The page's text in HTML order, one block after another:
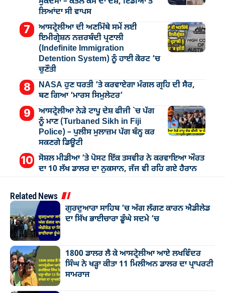
ਲਿਆਂਦਾ ਸੀ ਵਾਪਸ
ਆਸਟ੍ਰੇਲੀਆ ਦੀ ਅਣਮਿੱਥੇ ਸਮੇਂ ਲਈ
ਇਮੀਗ੍ਰੇਸ਼ਨ ਨਜ਼ਰਬੰਦੀ ਪ੍ਰਣਾਲੀ
(Indefinite Immigration
Detention System) ਨੂੰ ਹਾਈ ਕੋਰਟ ’ਚ
ਚੁਣੌਤੀ
NASA ਹੁਣ ਧਰਤੀ ’ਤੇ ਕਰਵਾਏਗਾ ਮੰਗਲ ਗ੍ਰਹਿ ਦੀ ਸੈਰ,
ਬਣ ਗਿਆ ‘ਮਾਰਸ ਸਿਮੁਲੇਟਰ’
ਆਸਟ੍ਰੇਲੀਆ ਨੇੜੇ ਟਾਪੂ ਦੇਸ਼ ਫੀਜੀ `ਚ ਪੱਗ
ਨੂੰ ਮਾਣ (Turbaned Sikh in Fiji
Police) – ਪੁਲੀਸ ਮੁਲਾਜ਼ਮ ਪੱਗ ਬੰਨ੍ਹ ਕਰ
ਸਕਣਗੇ ਡਿਊਟੀ
ਸੋਸ਼ਲ ਮੀਡੀਆ ’ਤੇ ਪੋਸਟ ਇੱਕ ਤਸਵੀਰ ਨੇ ਕਰਵਾਇਆ ਔਰਤ
ਦਾ 10 ਲੱਖ ਡਾਲਰ ਦਾ ਨੁਕਸਾਨ, ਜੱਜ ਵੀ ਰਹਿ ਗਏ ਹੈਰਾਨ
Related News
ਗੁਰਦੁਆਰਾ ਸਾਹਿਬ ’ਚ ਅੱਗ ਲੱਗਣ ਕਾਰਨ ਐਡੀਲੇਡ
ਦਾ ਸਿੱਖ ਭਾਈਚਾਰਾ ਡੂੰਘੇ ਸਦਮੇ ’ਚ
1800 ਡਾਲਰ ਲੈ ਕੇ ਆਸਟ੍ਰੇਲੀਆ ਆਏ ਲਖਵਿੰਦਰ
ਸਿੰਘ ਨੇ ਖੜ੍ਹਾ ਕੀਤਾ 11 ਮਿਲੀਅਨ ਡਾਲਰ ਦਾ ਪ੍ਰਾਪਰਟੀ
ਸਾਮਰਾਜ